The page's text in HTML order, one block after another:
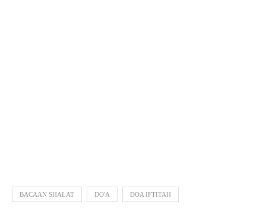
BACAAN SHALAT DO'A DOA IFTITAH